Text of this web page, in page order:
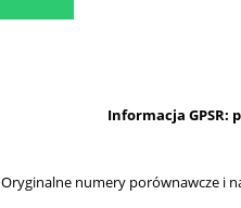
Informacja GPSR:
Oryginalne numery porównawcze i